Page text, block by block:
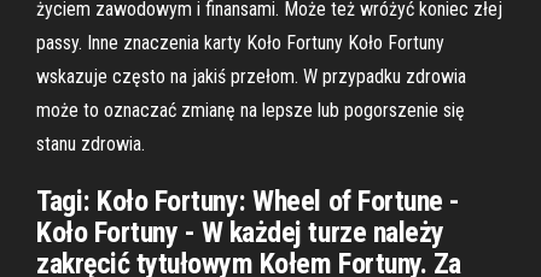
życiem zawodowym i finansami. Może też wróżyć koniec złej
passy. Inne znaczenia karty Koło Fortuny Koło Fortuny
wskazuje często na jakiś przełom. W przypadku zdrowia
może to oznaczać zmianę na lepsze lub pogorszenie się
stanu zdrowia.
Tagi: Koło Fortuny: Wheel of Fortune -
Koło Fortuny - W każdej turze należy
zakręcić tytułowym Kołem Fortuny. Za